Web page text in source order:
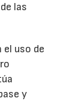
las
el uso de
y